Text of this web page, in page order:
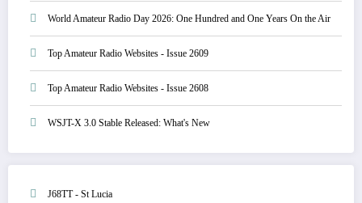
World Amateur Radio Day 2026: One Hundred and One Years On the Air
Top Amateur Radio Websites - Issue 2609
Top Amateur Radio Websites - Issue 2608
WSJT-X 3.0 Stable Released: What's New
J68TT - St Lucia